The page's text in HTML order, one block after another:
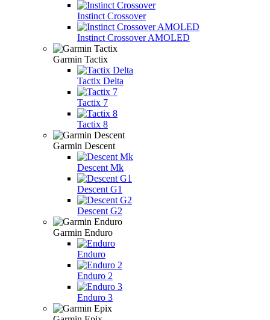
Instinct Crossover
Instinct Crossover AMOLED
Garmin Tactix
Tactix Delta
Tactix 7
Tactix 8
Garmin Descent
Descent Mk
Descent G1
Descent G2
Garmin Enduro
Enduro
Enduro 2
Enduro 3